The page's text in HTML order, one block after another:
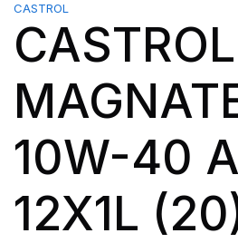
CASTROL
CASTROL
10W-40
12X1L